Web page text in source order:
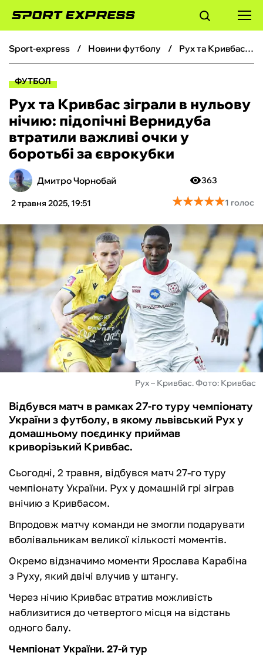
ФУТБОЛ
БОКС
ХОКЕЙ
ТЕНІС
КІБЕРСПОРТ
ЧС-2026
ФУТЗАЛ
БУКМЕКЕРИ
sport-express новини футболу Рух та Кривбас зіграли в нульову нічию: підопічні Вернидуба втратили важливі очки у боротьбі за єврокубки
ФУТБОЛ
Рух та Кривбас зіграли в нульову
нічию: підопічні Вернидуба
втратили важливі очки у
боротьбі за єврокубки
Дмитро Чорнобай
2 травня 2025, 19:51
363
★★★★★
★★★★★1 голос
Рух – Кривбас. Фото: Кривбас
Відбувся матч в рамках 27-го туру чемпіонату
України з футболу, в якому львівський Рух у
домашньому поєдинку приймав
криворізький Кривбас.
Сьогодні, 2 травня, відбувся матч 27-го туру
чемпіонату України. Рух у домашній грі зіграв
внічию з Кривбасом.
Впродовж матчу команди не змогли подарувати
вболівальникам великої кількості моментів.
Окремо відзначимо моменти Ярослава Карабіна
з Руху, який двічі влучив у штангу.
Через нічию Кривбас втратив можливість
наблизитися до четвертого місця на відстань
одного балу.
Чемпіонат України. 27-й тур